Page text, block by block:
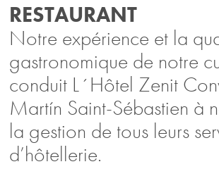
RESTAURANT
Notre expérience et la
gastronomique de notre
conduit L´Hôtel Zenit
Martín Saint-Sébastien à
la gestion de tous leurs
d’hôtellerie.